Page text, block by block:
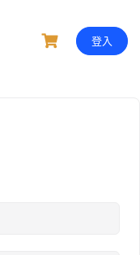
登入